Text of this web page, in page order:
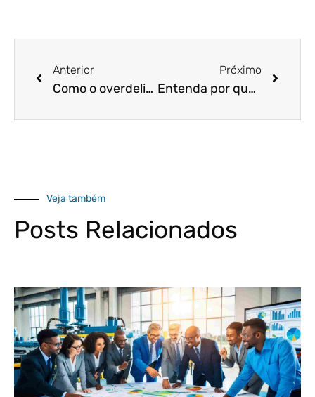
Anterior
Como o overdelivery pode ajudar o seu negócio?
Próximo
Entenda por que micro e pequenas empresas poderão pagar taxas de juros menores!
Veja também
Posts Relacionados